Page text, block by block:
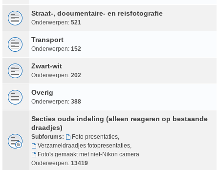
Straat-, documentaire- en reisfotografie
Onderwerpen: 521
Transport
Onderwerpen: 152
Zwart-wit
Onderwerpen: 202
Overig
Onderwerpen: 388
Secties oude indeling (alleen reageren op bestaande
draadjes)
Subforums: Foto presentaties,
Verzameldraadjes fotopresentaties,
Foto's gemaakt met niet-Nikon camera
Onderwerpen: 13419